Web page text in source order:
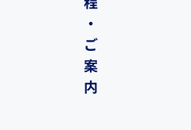
・
ご
案
内